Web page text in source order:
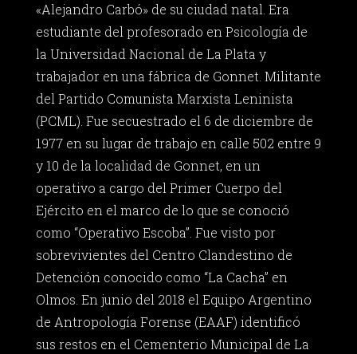
«Alejandro Carbó» de su ciudad natal. Era
estudiante del profesorado en Psicología de
la Universidad Nacional de La Plata y
trabajador en una fábrica de Gonnet. Militante
del Partido Comunista Marxista Leninista
(PCML). Fue secuestrado el 6 de diciembre de
1977 en su lugar de trabajo en calle 502 entre 9
y 10 de la localidad de Gonnet, en un
operativo a cargo del Primer Cuerpo del
Ejército en el marco de lo que se conoció
como “Operativo Escoba”. Fue visto por
sobrevivientes del Centro Clandestino de
Detención conocido como “La Cacha” en
Olmos. En junio del 2018 el Equipo Argentino
de Antropología Forense (EAAF) identificó
sus restos en el Cementerio Municipal de La